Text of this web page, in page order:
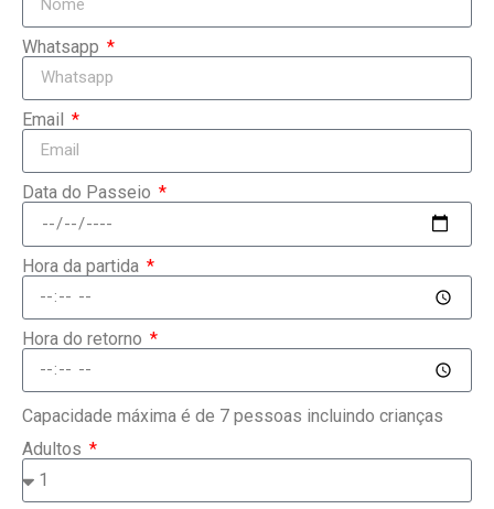
Whatsapp
Email
Data do Passeio
Hora da partida
Hora do retorno
Capacidade máxima é de 7 pessoas incluindo crianças
Adultos